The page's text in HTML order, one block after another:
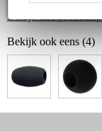
Bekijk alle
Bekijk ook eens (4)